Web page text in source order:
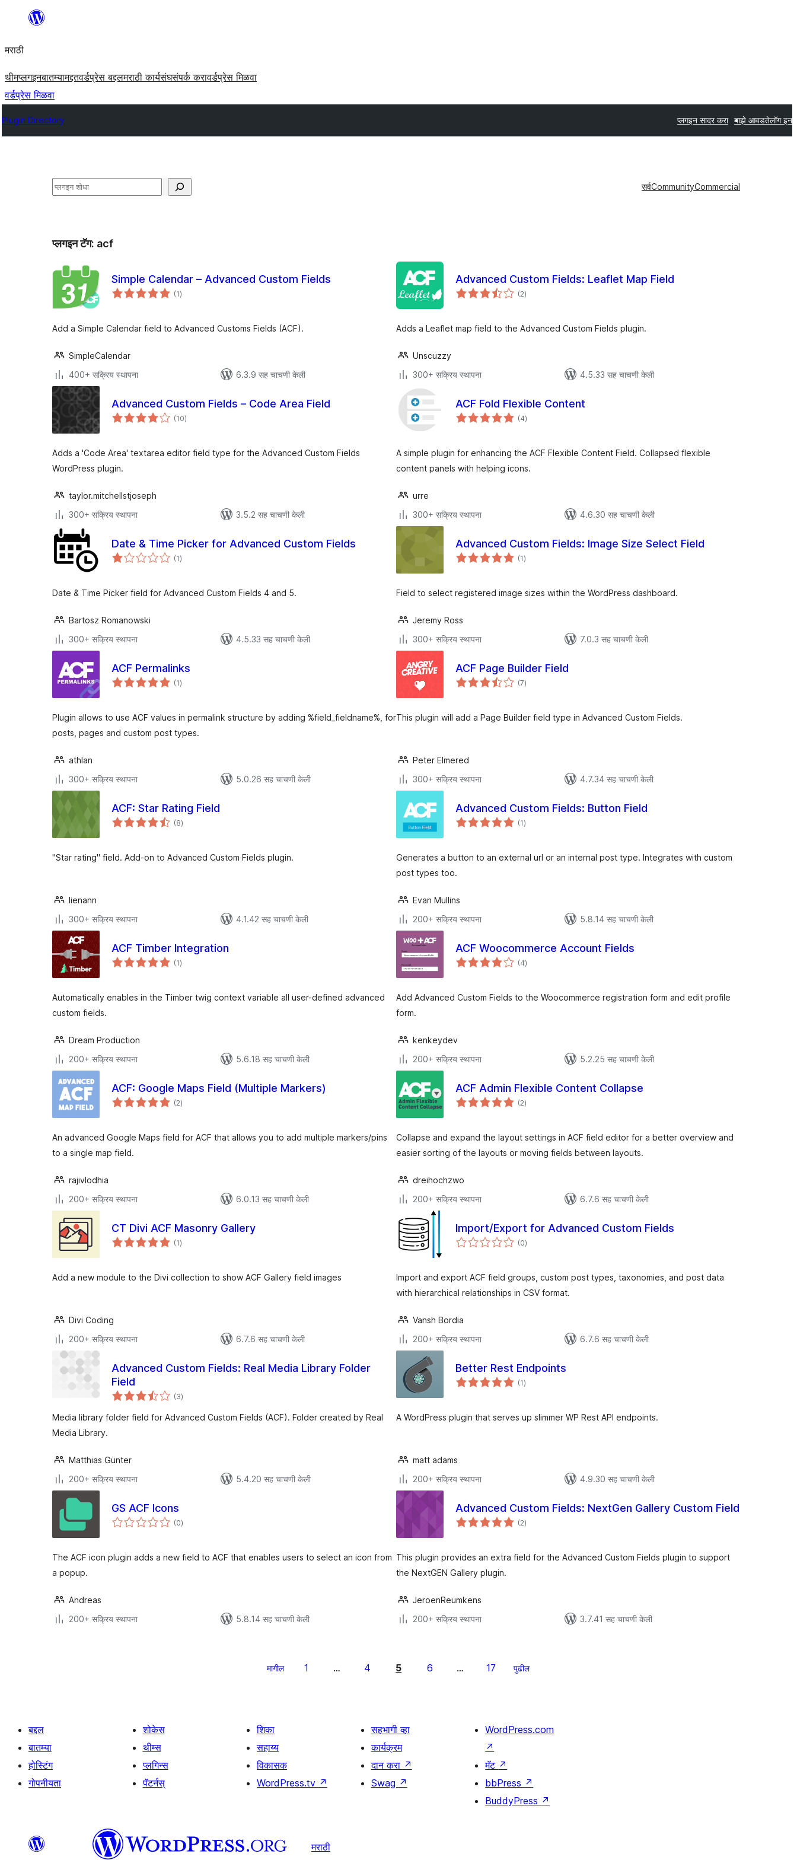
सामुग्रीवर
मराठी
थीमप्लगइनबातम्यामद्दतवर्डप्रेस बद्दलमराठी कार्यसंघसंपर्क करावर्डप्रेस मिळवा
वर्डप्रेस मिळवा
Plugin Directory प्लगइन सादर करा माझे आवडतेलॉग इन
शोधा सर्वCommunityCommercial
प्लगइन टॅग: acf
Simple Calendar – Advanced Custom Fields
(1एकूण
मूल्यांकन
)
Add a Simple Calendar field to Advanced Customs Fields (ACF).
SimpleCalendar
400+ सक्रिय स्थापना
6.3.9 सह चाचणी केली
Advanced Custom Fields: Leaflet Map Field
(2एकूण
मूल्यांकन
)
Adds a Leaflet map field to the Advanced Custom Fields plugin.
Unscuzzy
300+ सक्रिय स्थापना
4.5.33 सह चाचणी केली
Advanced Custom Fields – Code Area Field
(10एकूण
मूल्यांकन
)
Adds a 'Code Area' textarea editor field type for the Advanced Custom Fields
WordPress plugin.
taylor.mitchellstjoseph
300+ सक्रिय स्थापना
3.5.2 सह चाचणी केली
ACF Fold Flexible Content
(4एकूण
मूल्यांकन
)
A simple plugin for enhancing the ACF Flexible Content Field. Collapsed flexible
content panels with helping icons.
urre
300+ सक्रिय स्थापना
4.6.30 सह चाचणी केली
Date & Time Picker for Advanced Custom Fields
(1एकूण
मूल्यांकन
)
Date & Time Picker field for Advanced Custom Fields 4 and 5.
Bartosz Romanowski
300+ सक्रिय स्थापना
4.5.33 सह चाचणी केली
Advanced Custom Fields: Image Size Select Field
(1एकूण
मूल्यांकन
)
Field to select registered image sizes within the WordPress dashboard.
Jeremy Ross
300+ सक्रिय स्थापना
7.0.3 सह चाचणी केली
ACF Permalinks
(1एकूण
मूल्यांकन
)
Plugin allows to use ACF values in permalink structure by adding %field_fieldname%, for
posts, pages and custom post types.
athlan
300+ सक्रिय स्थापना
5.0.26 सह चाचणी केली
ACF Page Builder Field
(7एकूण
मूल्यांकन
)
This plugin will add a Page Builder field type in Advanced Custom Fields.
Peter Elmered
300+ सक्रिय स्थापना
4.7.34 सह चाचणी केली
ACF: Star Rating Field
(8एकूण
मूल्यांकन
)
"Star rating" field. Add-on to Advanced Custom Fields plugin.
lienann
300+ सक्रिय स्थापना
4.1.42 सह चाचणी केली
Advanced Custom Fields: Button Field
(1एकूण
मूल्यांकन
)
Generates a button to an external url or an internal post type. Integrates with custom
post types too.
Evan Mullins
200+ सक्रिय स्थापना
5.8.14 सह चाचणी केली
ACF Timber Integration
(1एकूण
मूल्यांकन
)
Automatically enables in the Timber twig context variable all user-defined advanced
custom fields.
Dream Production
200+ सक्रिय स्थापना
5.6.18 सह चाचणी केली
ACF Woocommerce Account Fields
(4एकूण
मूल्यांकन
)
Add Advanced Custom Fields to the Woocommerce registration form and edit profile
form.
kenkeydev
200+ सक्रिय स्थापना
5.2.25 सह चाचणी केली
ACF: Google Maps Field (Multiple Markers)
(2एकूण
मूल्यांकन
)
An advanced Google Maps field for ACF that allows you to add multiple markers/pins
to a single map field.
rajivlodhia
200+ सक्रिय स्थापना
6.0.13 सह चाचणी केली
ACF Admin Flexible Content Collapse
(2एकूण
मूल्यांकन
)
Collapse and expand the layout settings in ACF field editor for a better overview and
easier sorting of the layouts or moving fields between layouts.
dreihochzwo
200+ सक्रिय स्थापना
6.7.6 सह चाचणी केली
CT Divi ACF Masonry Gallery
(1एकूण
मूल्यांकन
)
Add a new module to the Divi collection to show ACF Gallery field images
Divi Coding
200+ सक्रिय स्थापना
6.7.6 सह चाचणी केली
Import/Export for Advanced Custom Fields
(0एकूण
मूल्यांकन
)
Import and export ACF field groups, custom post types, taxonomies, and post data
with hierarchical relationships in CSV format.
Vansh Bordia
200+ सक्रिय स्थापना
6.7.6 सह चाचणी केली
Advanced Custom Fields: Real Media Library Folder
Field
(3एकूण
मूल्यांकन
)
Media library folder field for Advanced Custom Fields (ACF). Folder created by Real
Media Library.
Matthias Günter
200+ सक्रिय स्थापना
5.4.20 सह चाचणी केली
Better Rest Endpoints
(1एकूण
मूल्यांकन
)
A WordPress plugin that serves up slimmer WP Rest API endpoints.
matt adams
200+ सक्रिय स्थापना
4.9.30 सह चाचणी केली
GS ACF Icons
(0एकूण
मूल्यांकन
)
The ACF icon plugin adds a new field to ACF that enables users to select an icon from
a popup.
Andreas
200+ सक्रिय स्थापना
5.8.14 सह चाचणी केली
Advanced Custom Fields: NextGen Gallery Custom Field
(2एकूण
मूल्यांकन
)
This plugin provides an extra field for the Advanced Custom Fields plugin to support
the NextGEN Gallery plugin.
JeroenReumkens
200+ सक्रिय स्थापना
3.7.41 सह चाचणी केली
मागील 1 … 4 5 6 … 17 पुढील
बद्दल
बातम्या
होस्टिंग
गोपनीयता
शोकेस
थीम्स
प्लगिन्स
पॅटर्नस्
शिका
सहाय्य
विकासक
WordPress.tv ↗
सहभागी व्हा
कार्यक्रम
दान करा ↗
Swag ↗
WordPress.com
↗
मॅट ↗
bbPress ↗
BuddyPress ↗
मराठी